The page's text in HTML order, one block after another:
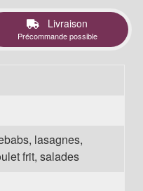
Livraison
Précommande possible
lasagnes,
frit, salades